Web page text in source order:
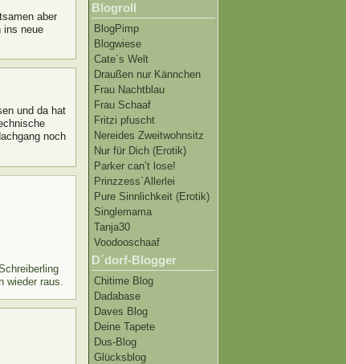
Blogroll
BlogPimp
Blogwiese
Cate´s Welt
Draußen nur Kännchen
Frau Nachtblau
Frau Schaaf
Fritzi pfuscht
Nereides Zweitwohnsitz
Nur für Dich (Erotik)
Parker can’t lose!
Prinzzess`Allerlei
Pure Sinnlichkeit (Erotik)
Singlemama
Tanja30
Voodooschaaf
D´dorf-Blogger
Chitime Blog
Dadabase
Daves Blog
Deine Tapete
Dus-Blog
Glücksblog
aber
ins neue
und da hat
noch
wieder raus.